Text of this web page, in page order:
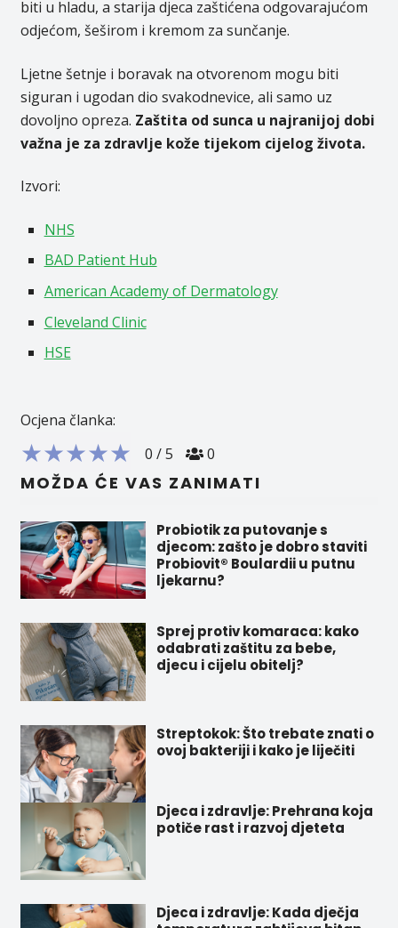
biti u hladu, a starija djeca zaštićena odgovarajućom
odjećom, šeširom i kremom za sunčanje.
Ljetne šetnje i boravak na otvorenom mogu biti
siguran i ugodan dio svakodnevice, ali samo uz
dovoljno opreza. Zaštita od sunca u najranijoj dobi
važna je za zdravlje kože tijekom cijelog života.
Izvori:
NHS
BAD Patient Hub
American Academy of Dermatology
Cleveland Clinic
HSE
Ocjena članka:
★★★★★ 0 /5 0
MOŽDA ĆE VAS ZANIMATI
Probiotik za putovanje s
djecom: zašto je dobro staviti
Probiovit® Boulardii u putnu
ljekarnu?
Sprej protiv komaraca: kako
odabrati zaštitu za bebe,
djecu i cijelu obitelj?
Streptokok: Što trebate znati o
ovoj bakteriji i kako je liječiti
Djeca i zdravlje: Prehrana koja
potiče rast i razvoj djeteta
Djeca i zdravlje: Kada dječja